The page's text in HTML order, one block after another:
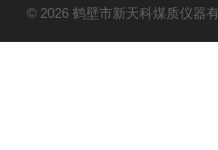
© 2026 鹤壁市新天科煤质仪器